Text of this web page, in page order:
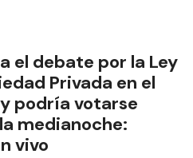
el debate por la Ley
Privada en el
podría votarse
medianoche:
vivo